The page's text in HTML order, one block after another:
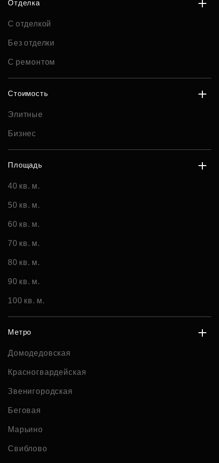
Отделка
С отделкой
Без отделки
С ремонтом
Стоимость
Элитные
Бизнес
Площадь
40 кв. м.
50 кв. м.
60 кв. м.
70 кв. м.
80 кв. м.
90 кв. м.
100 кв. м.
Метро
Домодедовская
Красногвардейская
Звенигородская
Беговая
Марьино
Свиблово